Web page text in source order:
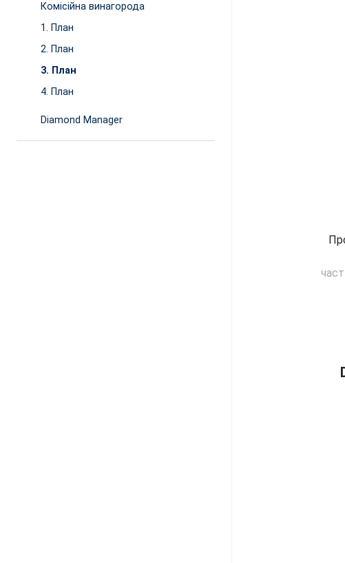
Комісійна винагорода
1. План
2. План
3. План
4. План
Diamond Manager